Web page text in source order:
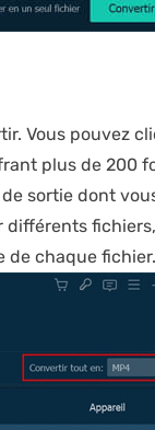
Vous pouvez
plus de 200
sortie dont
de chaque